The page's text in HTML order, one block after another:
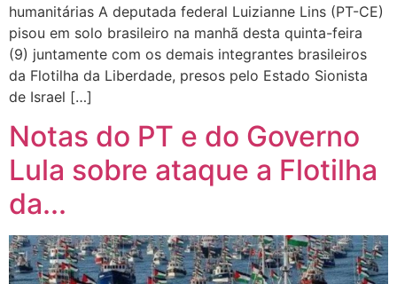
humanitárias A deputada federal Luizianne Lins (PT-CE)
pisou em solo brasileiro na manhã desta quinta-feira
(9) juntamente com os demais integrantes brasileiros
da Flotilha da Liberdade, presos pelo Estado Sionista
de Israel […]
Notas do PT e do Governo
Lula sobre ataque a Flotilha
da...